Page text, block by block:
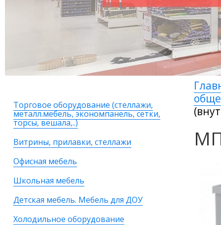
Торговое оборудование (стеллажи,
металл.мебель, экономпанель, сетки,
торсы, вешала,..)
Витрины, прилавки, стеллажи
Офисная мебель
Школьная мебель
Детская мебель. Мебель для ДОУ
Холодильное оборудование